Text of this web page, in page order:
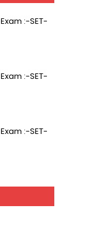
:-SET-
:-SET-
:-SET-